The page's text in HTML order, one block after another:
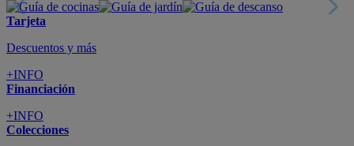
Tarjeta
Descuentos y más
+INFO
Financiación
+INFO
Colecciones